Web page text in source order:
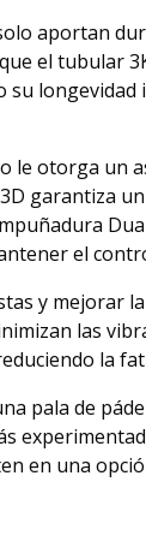
aportan
el tubular
longevidad
le otorga un
garantiza
el
y mejorar
las
la
pala de
en una